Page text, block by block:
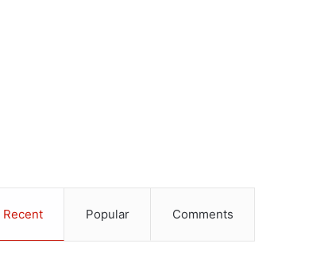
Recent Popular Comments